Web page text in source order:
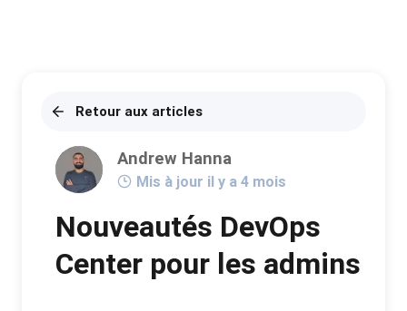
Retour aux articles
Andrew Hanna
Mis à jour il y a 4 mois
Nouveautés DevOps
Center pour les admins